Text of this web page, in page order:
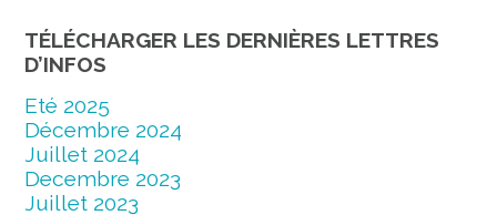
TÉLÉCHARGER LES DERNIÈRES LETTRES
D’INFOS
Eté 2025
Décembre 2024
Juillet 2024
Decembre 2023
Juillet 2023